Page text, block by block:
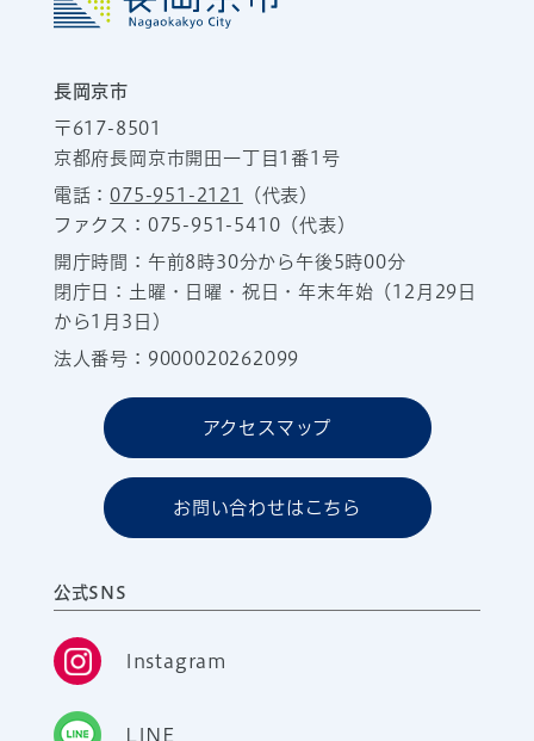
長岡京市
〒617-8501
京都府長岡京市開田一丁目1番1号
電話：075-951-2121
（代表）
ファクス：075-951-5410（代表）
開庁時間：午前8時30分から午後5時00分
閉庁日：土曜・日曜・祝日・年末年始（12月29日
から1月3日）
法人番号：9000020262099
アクセスマップ
お問い合わせはこちら
公式SNS
Instagram
LINE